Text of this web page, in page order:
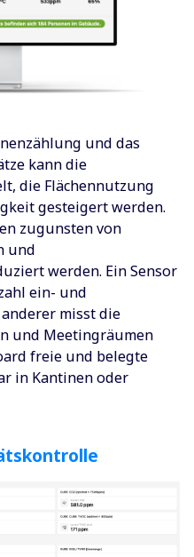
und das
kann die
die Flächennutzung
gesteigert werden.
zugunsten von
und
werden. Ein Sensor
ein- und
misst die
und Meetingräumen
freie und belegte
in Kantinen oder